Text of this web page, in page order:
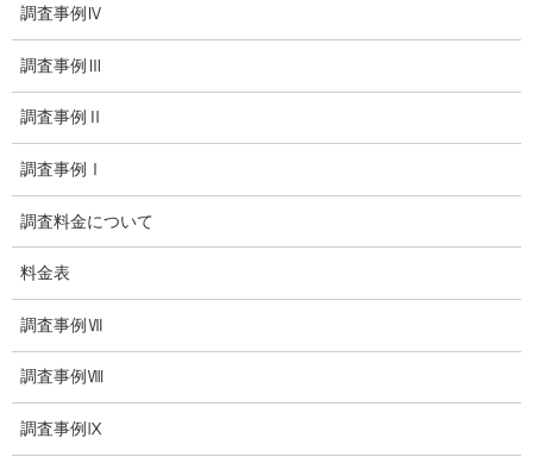
浮気調査専門
法人調査
企業調査
愛知探偵
愛知県探偵
調査事例Ⅳ
調査事例Ⅲ
調査事例Ⅱ
調査事例Ⅰ
調査料金について
料金表
調査事例Ⅶ
調査事例Ⅷ
調査事例Ⅸ